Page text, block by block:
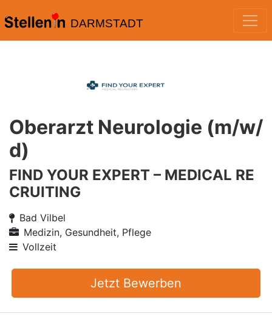
DARMSTADT
Oberarzt Neurologie (m/w/
d)
FIND YOUR EXPERT – MEDICAL RE
CRUITING
Bad Vilbel
Medizin, Gesundheit, Pflege
Vollzeit
Jetzt Bewerben